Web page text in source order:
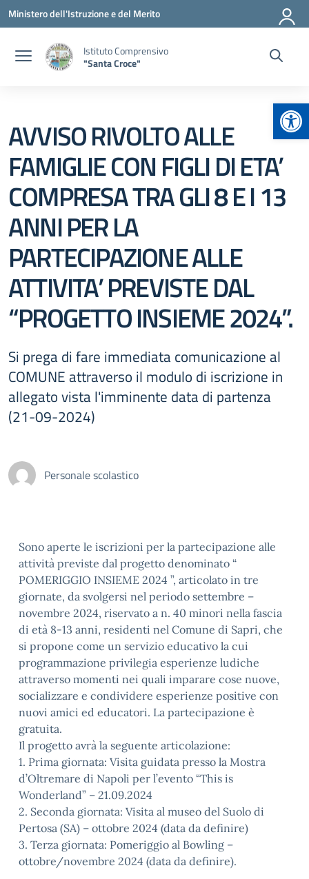
Vai ai contenuti
Vai al menu di navigazione
Vai al footer
Ministero dell'Istruzione e del Merito
Istituto Comprensivo
"Santa Croce"
AVVISO RIVOLTO ALLE
FAMIGLIE CON FIGLI DI ETA’
COMPRESA TRA GLI 8 E I 13
ANNI PER LA
PARTECIPAZIONE ALLE
ATTIVITA’ PREVISTE DAL
“PROGETTO INSIEME 2024”.
Si prega di fare immediata comunicazione al
COMUNE attraverso il modulo di iscrizione in
allegato vista l'imminente data di partenza
(21-09-2024)
Personale scolastico
Sono aperte le iscrizioni per la partecipazione alle
attività previste dal progetto denominato “
POMERIGGIO INSIEME 2024 ”, articolato in tre
giornate, da svolgersi nel periodo settembre –
novembre 2024, riservato a n. 40 minori nella fascia
di età 8-13 anni, residenti nel Comune di Sapri, che
si propone come un servizio educativo la cui
programmazione privilegia esperienze ludiche
attraverso momenti nei quali imparare cose nuove,
socializzare e condividere esperienze positive con
nuovi amici ed educatori. La partecipazione è
gratuita.
Il progetto avrà la seguente articolazione:
1. Prima giornata: Visita guidata presso la Mostra
d’Oltremare di Napoli per l’evento “This is
Wonderland” – 21.09.2024
2. Seconda giornata: Visita al museo del Suolo di
Pertosa (SA) – ottobre 2024 (data da definire)
3. Terza giornata: Pomeriggio al Bowling –
ottobre/novembre 2024 (data da definire).